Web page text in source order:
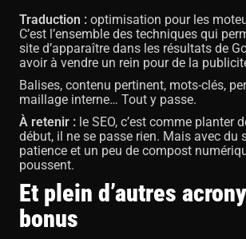
Traduction : optimisation pour les
C’est l’ensemble des techniques qui
site d’apparaître dans les résultats de
avoir à vendre un rein pour de la
Balises, contenu pertinent, mots-clés,
maillage interne… Tout y passe.
À retenir : le SEO, c’est comme planter
début, il ne se passe rien. Mais avec du
patience et un peu de compost
poussent.
Et plein d’autres
bonus